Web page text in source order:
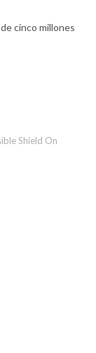
cinco millones
Shield On